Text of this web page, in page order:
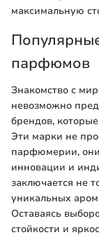
максимальную
парфюмов
Знакомство с
невозможно
брендов,
Эти марки не
парфюмерии,
инновации и
заключается не
уникальных
Оставаясь
стойкости и